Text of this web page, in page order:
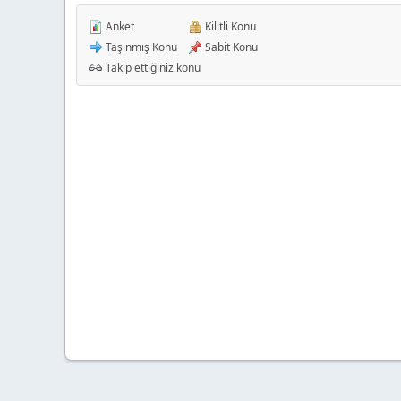
Anket
Taşınmış Konu
Kilitli Konu
Sabit Konu
Takip ettiğiniz konu